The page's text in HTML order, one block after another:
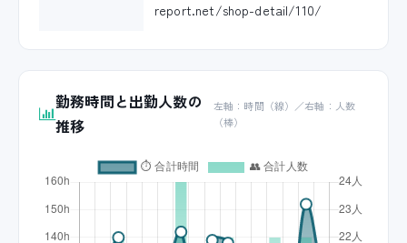
report.net/shop-detail/110/
勤務時間と出勤人数の
推移
左軸：時間（線）／右軸：人数
（棒）